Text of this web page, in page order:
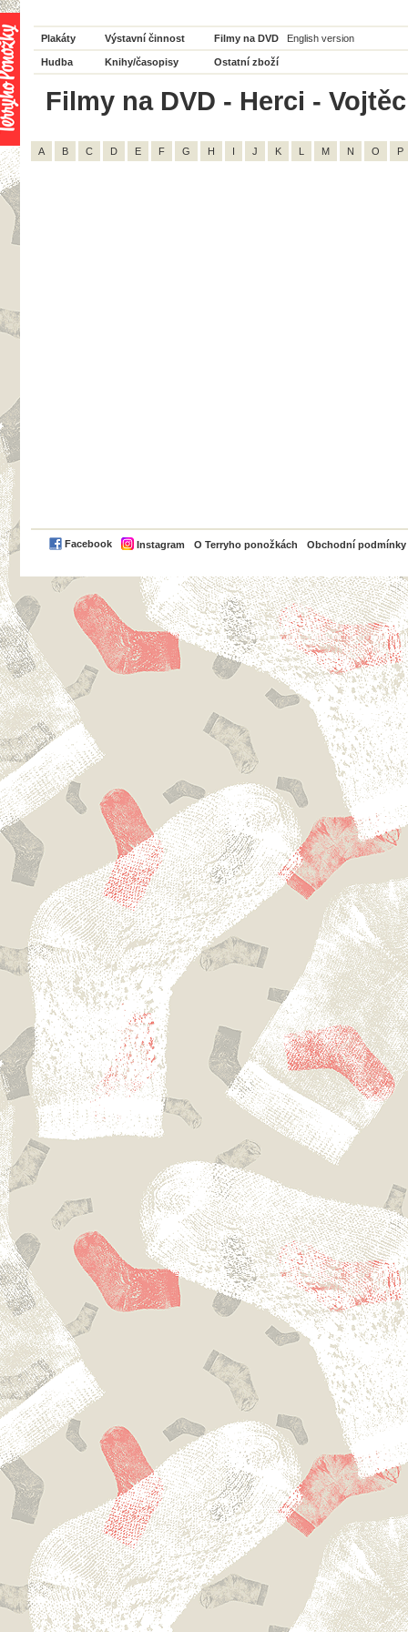
Plakáty Výstavní činnost Filmy na DVD English version
Hudba Knihy/časopisy Ostatní zboží
Filmy na DVD - Herci -
A B C D E F G H I J K L M N O P
Facebook Instagram O Terryho ponožkách Obchodní podmínky
PayPal